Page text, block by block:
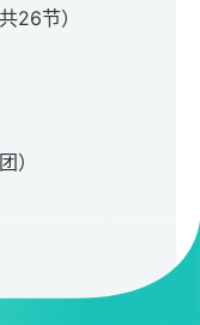
26节）
）